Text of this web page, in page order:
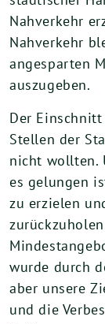
Nahverkehr
Nahverkehr
angesparten
auszugeben.
Der
Stellen der
nicht wollten.
es gelungen
zu erzielen
wurde durch
aber unsere
und die